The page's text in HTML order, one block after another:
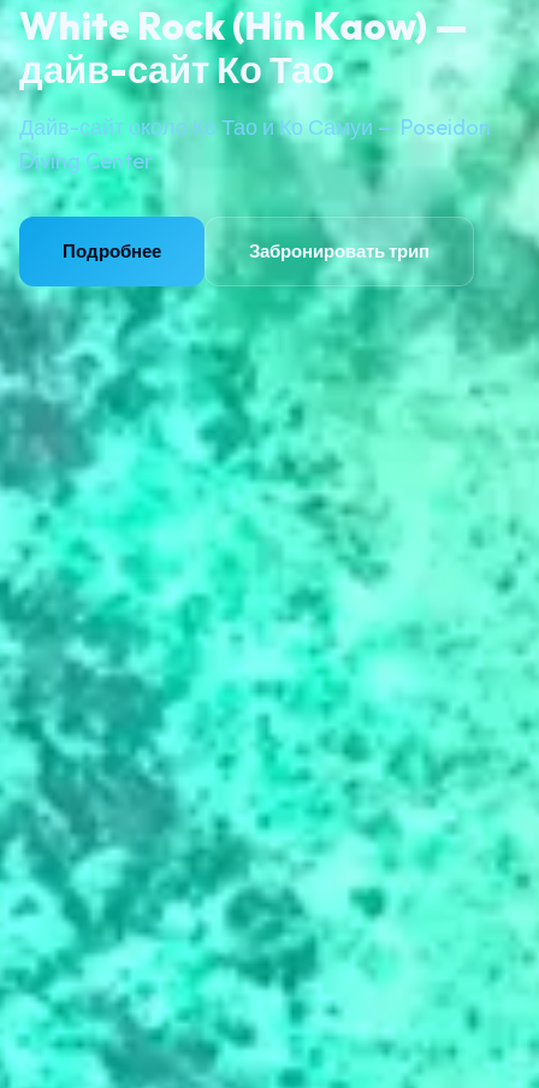
White Rock (Hin Kaow) —
дайв-сайт Ко Тао
Дайв-сайт около Ко Тао и Ко Самуи — Poseidon
Diving Center
Подробнее Забронировать трип